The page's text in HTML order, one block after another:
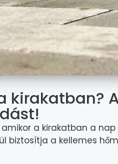
kirakatban?
a kirakatban a nap
biztosítja a kellemes